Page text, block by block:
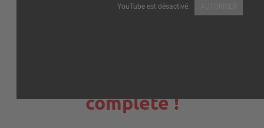
YouTube est désactivé.
complète !